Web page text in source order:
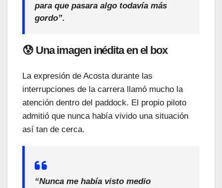
para que pasara algo todavía más
gordo”.
😰 Una imagen inédita en el box
La expresión de Acosta durante las
interrupciones de la carrera llamó mucho la
atención dentro del paddock. El propio piloto
admitió que nunca había vivido una situación
así tan de cerca.
“Nunca me había visto medio